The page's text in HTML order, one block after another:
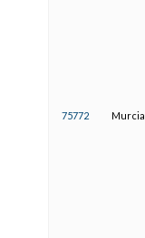
75772 Murcia